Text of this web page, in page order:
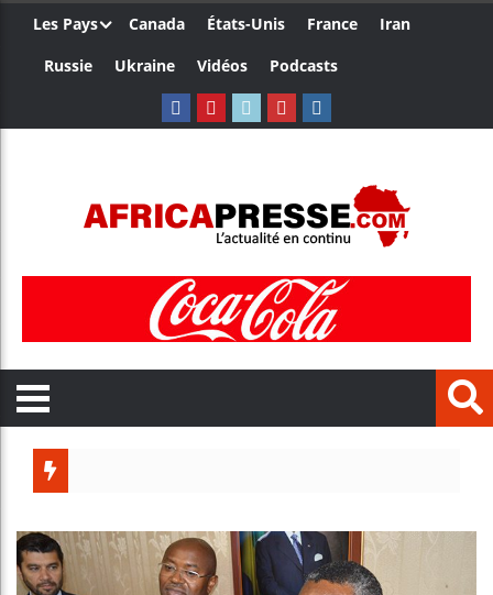
Les Pays Canada États-Unis France
Iran
Russie
Ukraine Vidéos Podcasts